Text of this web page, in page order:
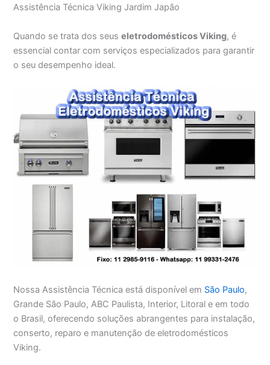
Assistência Técnica Viking Jardim Japão
Quando se trata dos seuseletrodomésticos Viking, é
essencial contar com serviços especializados para garantir
o seu desempenho ideal.
Nossa Assistência Técnica está disponível em São Paulo,
Grande São Paulo, ABC Paulista, Interior, Litoral e em todo
o Brasil, oferecendo soluções abrangentes para instalação,
conserto, reparo e manutenção de eletrodomésticos
Viking.